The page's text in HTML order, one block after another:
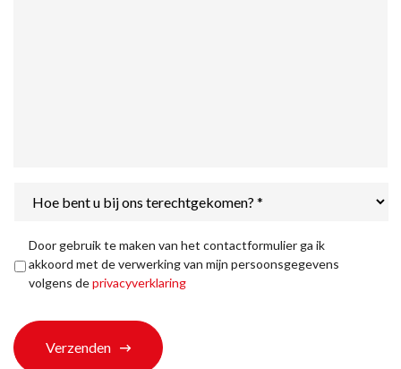
bent
ons
terechtgekomen?
Privacyverklaring *
Door gebruik te maken van het contactformulier ga ik
akkoord met de verwerking van mijn persoonsgegevens
volgens deprivacyverklaring
Verzenden